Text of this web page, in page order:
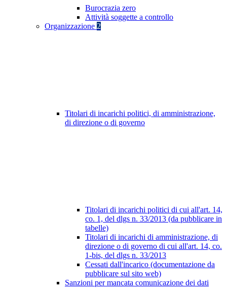
Burocrazia zero
Attività soggette a controllo
Organizzazione 2
Titolari di incarichi politici, di amministrazione,
di direzione o di governo
Titolari di incarichi politici di cui all'art. 14,
co. 1, del dlgs n. 33/2013 (da pubblicare in
tabelle)
Titolari di incarichi di amministrazione, di
direzione o di governo di cui all'art. 14, co.
1-bis, del dlgs n. 33/2013
Cessati dall'incarico (documentazione da
pubblicare sul sito web)
Sanzioni per mancata comunicazione dei dati